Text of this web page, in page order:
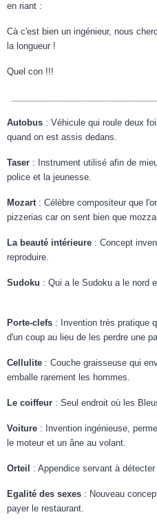
en riant :
Cà c'est bien un ingénieur, nous
la longueur !
Quel con !!!
Autobus : Véhicule qui roule deux
quand on est assis dedans.
Taser : Instrument utilisé afin de
police et la jeunesse.
Mozart: Célèbre compositeur que
pizzerias car on sent bien que
La beauté intérieure : Concept
reproduire.
Sudoku : Qui a le Sudoku a le nord
Porte-clefs : Invention très pratique
d'un coup au lieu de les perdre une
Cellulite : Couche graisseuse qui
emballe rarement les hommes.
Le coiffeur : Seul endroit où les
Voiture : Invention ingénieuse,
le moteur et un âne au volant.
Orteil : Appendice servant à
Egalité des sexes : Nouveau
payer le restaurant.